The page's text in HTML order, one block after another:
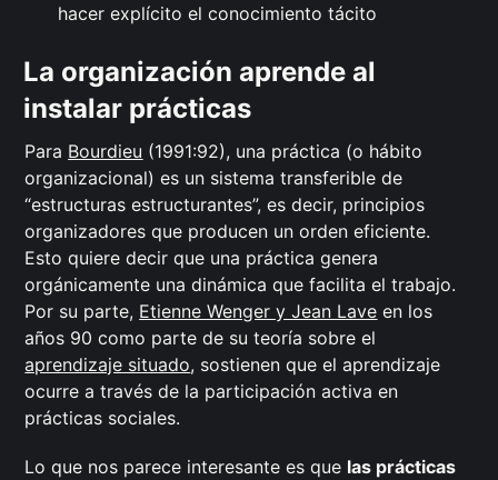
hacer explícito el conocimiento tácito
La organización aprende al
instalar prácticas
Para Bourdieu (1991:92), una práctica (o hábito
organizacional) es un sistema transferible de
“estructuras estructurantes”, es decir, principios
organizadores que producen un orden eficiente.
Esto quiere decir que una práctica genera
orgánicamente una dinámica que facilita el trabajo.
Por su parte, Etienne Wenger y Jean Lave en los
años 90 como parte de su teoría sobre el
aprendizaje situado, sostienen que el aprendizaje
ocurre a través de la participación activa en
prácticas sociales.
Lo que nos parece interesante es que las prácticas